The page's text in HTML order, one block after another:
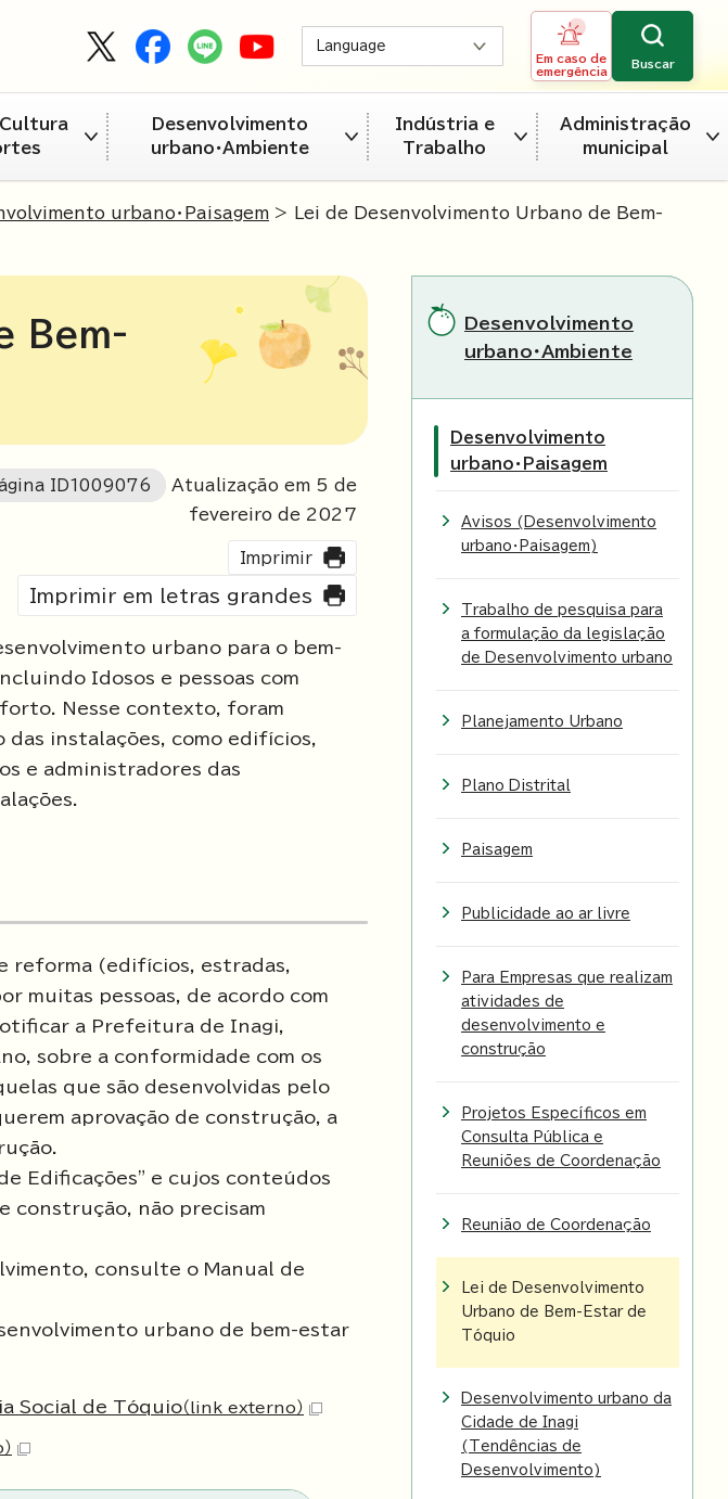
Language
Em caso de
emergência
Buscar
Desenvolvimento
urbano・Ambiente
Indústria e
Trabalho
Administração
municipal
urbano・Paisagem > Lei de Desenvolvimento Urbano de Bem-
Bem-
ID1009076
Atualização em 5 de
fevereiro de 2027
Imprimir
Imprimir em letras grandes
urbano para o bem-
Idosos e pessoas com
Nesse contexto, foram
das instalações, como edifícios,
e administradores das
reforma (edifícios, estradas,
muitas pessoas, de acordo com
a Prefeitura de Inagi,
sobre a conformidade com os
que são desenvolvidas pelo
aprovação de construção, a
Edificações" e cujos conteúdos
construção, não precisam
consulte o Manual de
urbano de bem-estar
Social de Tóquio（link externo）
Desenvolvimento
urbano・Ambiente
Desenvolvimento
urbano・Paisagem
Avisos (Desenvolvimento
urbano・Paisagem)
Trabalho de pesquisa para
a formulação da legislação
de Desenvolvimento urbano
Planejamento Urbano
Plano Distrital
Paisagem
Publicidade ao ar livre
Para Empresas que realizam
atividades de
desenvolvimento e
construção
Projetos Específicos em
Consulta Pública e
Reuniões de Coordenação
Reunião de Coordenação
Lei de Desenvolvimento
Urbano de Bem-Estar de
Tóquio
Desenvolvimento urbano da
Cidade de Inagi
(Tendências de
Desenvolvimento)